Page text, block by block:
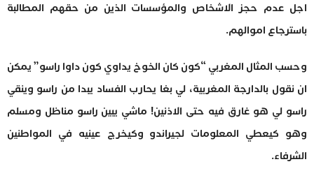
اجل عدم حجز الاشخاص والمؤسسات الذين من حقهم المطالبة
باسترجاع اموالهم.
وحسب المثال المغربي “كون كان الخوخ يداوي كون داوا راسو” يمكن
ان نقول بالدارجة المغربية، لي بغا يحارب الفساد يبدا من راسو وينقي
راسو لي هو غارق فيه حتى الاذنين! ماشي يبين راسو مناظل ومسلم
وهو كيعطي المعلومات لجيراندو وكيخرج عينيه في المواطنين
الشرفاء.